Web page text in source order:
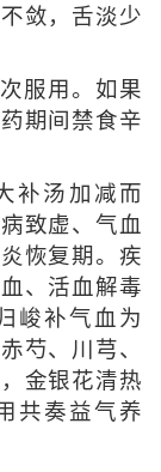
敛，舌淡少
服用。如果
期间禁食辛
补汤加减而
致虚、气血
恢复期。疾
、活血解毒
峻补气血为
芍、川芎、
金银花清热
共奏益气养